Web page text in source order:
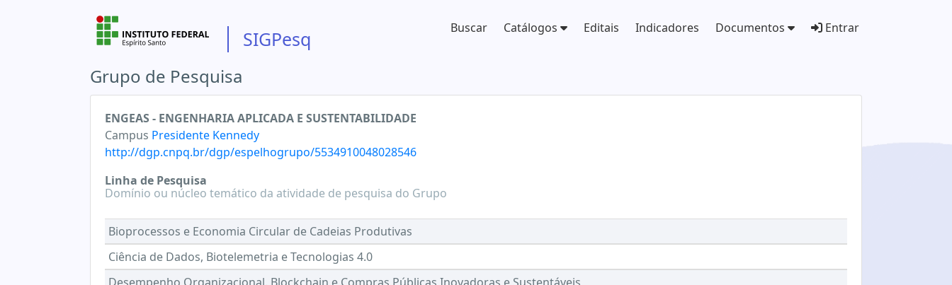
SIGPesq Buscar Catálogos Editais Indicadores Documentos Entrar
Grupo de Pesquisa
ENGEAS - ENGENHARIA APLICADA E SUSTENTABILIDADE
Campus Presidente Kennedy
http://dgp.cnpq.br/dgp/espelhogrupo/5534910048028546
Linha de Pesquisa
Domínio ou núcleo temático da atividade de pesquisa do Grupo
Bioprocessos e Economia Circular de Cadeias Produtivas
Ciência de Dados, Biotelemetria e Tecnologias 4.0